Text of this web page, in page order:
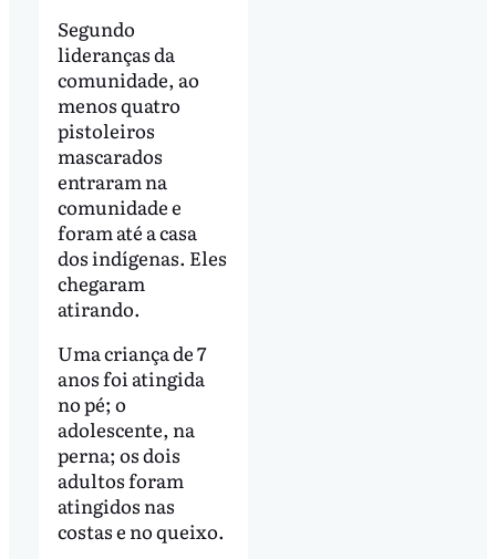
Segundo
lideranças da
comunidade, ao
menos quatro
pistoleiros
mascarados
entraram na
comunidade e
foram até a casa
dos indígenas. Eles
chegaram
atirando.
Uma criança de 7
anos foi atingida
no pé; o
adolescente, na
perna; os dois
adultos foram
atingidos nas
costas e no queixo.